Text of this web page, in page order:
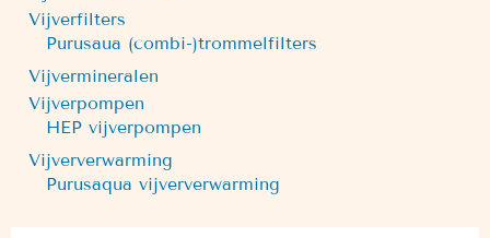
Vijverfilters
Purusaua (combi-)trommelfilters
Vijvermineralen
Vijverpompen
HEP vijverpompen
Vijververwarming
Purusaqua vijververwarming